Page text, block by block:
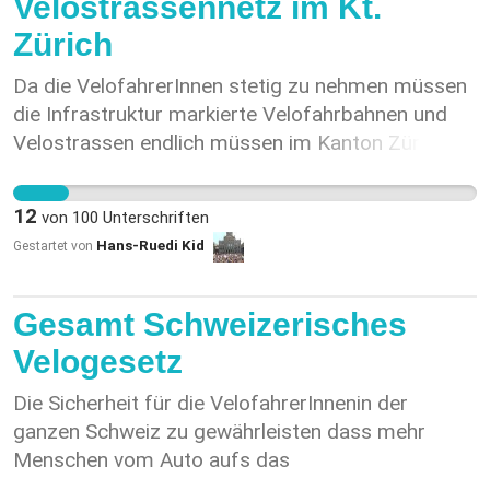
allem die daraus entstehenden Chancen
aufzuzeigen! Quellen: -
https://www.bafu.admin.ch/bafu/de/home/themen/klima/inkuerze.html#-1190322929
auf der General-Wille-Strasse im Bereich
Chorherren/Rebberg unterschritten. -
Verkehrsorientierte Strassen, die Hauptachsen für
den motorisierten Verkehr darstellen, sind
gemäss Bundesgerichtsentscheid vom März
die Verkehrssicherheit erhöht werden kann. -
Tempo 30 würde die Fahrt auf der 1200 m lange
Strecke um ca. 20 Sekunden verlängern.
Zürich
Da die VelofahrerInnen stetig zu nehmen müssen
die Infrastruktur markierte Velofahrbahnen und
Velostrassen endlich müssen im Kanton Zürich
12 von 100 Unterschriften
Gestartet von Hans-Ruedi Kid
Gesamt Schweizerisches
Velogesetz
Die Sicherheit für die VelofahrerInnenin der
ganzen Schweiz zu gewährleisten dass mehr
Menschen vom Auto aufs das